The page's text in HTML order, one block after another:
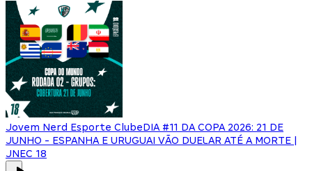
Jovem Nerd Esporte ClubeDIA #11 DA COPA 2026: 21 DE
JUNHO - ESPANHA E URUGUAI VÃO DUELAR ATÉ A MORTE |
JNEC 18